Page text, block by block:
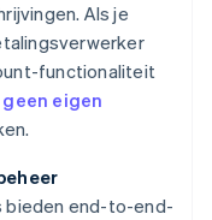
Als je
functionaliteit
eigen
end-to-end-